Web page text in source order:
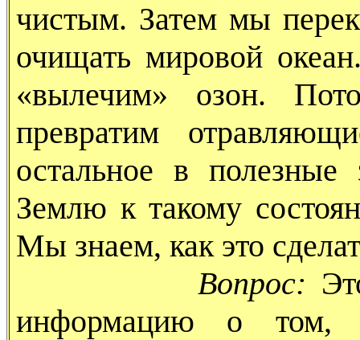
чистым. Затем мы
очищать мировой
«вылечим» озон.
превратим
остальное в
Землю к такому
Мы знаем, как это
Вопрос:
информацию о том,